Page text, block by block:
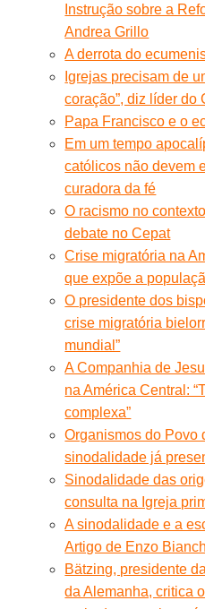
Instrução sobre a
Andrea Grillo
A derrota do
Igrejas precisam de
coração”, diz líder do
Papa Francisco e o
Em um tempo
católicos não devem
curadora da fé
O racismo no
debate no Cepat
Crise migratória na
que expõe a
O presidente dos
crise migratória
mundial”
A Companhia de
na América Central:
complexa”
Organismos do Povo
sinodalidade já
Sinodalidade das
consulta na Igreja
A sinodalidade e a
Artigo de Enzo
Bätzing, presidente
da Alemanha, critica